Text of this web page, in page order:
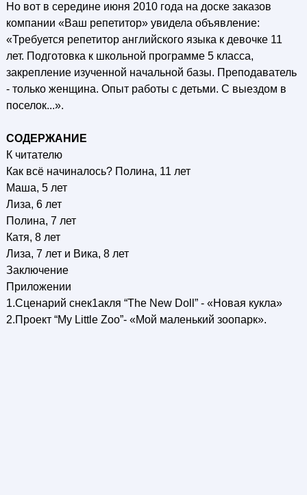
Но вот в середине июня 2010 года на доске заказов
компании «Ваш репетитор» увидела объявление:
«Требуется репетитор английского языка к девочке 11
лет. Подготовка к школьной программе 5 класса,
закрепление изученной начальной базы. Преподаватель
- только женщина. Опыт работы с детьми. С выездом в
поселок...».
СОДЕРЖАНИЕ
К читателю
Как всё начиналось? Полина, 11 лет
Маша, 5 лет
Лиза, 6 лет
Полина, 7 лет
Катя, 8 лет
Лиза, 7 лет и Вика, 8 лет
Заключение
Приложении
1.Сценарий снек1акля “The New Doll” - «Новая кукла»
2.Проект “Му Little Zoo”- «Мой маленький зоопарк».